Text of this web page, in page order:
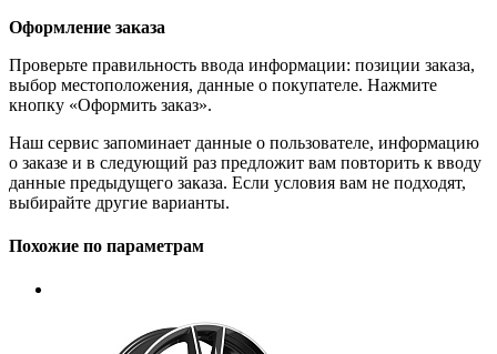
Оформление заказа
Проверьте правильность ввода информации: позиции заказа,
выбор местоположения, данные о покупателе. Нажмите
кнопку «Оформить заказ».
Наш сервис запоминает данные о пользователе, информацию
о заказе и в следующий раз предложит вам повторить к вводу
данные предыдущего заказа. Если условия вам не подходят,
выбирайте другие варианты.
Похожие по параметрам